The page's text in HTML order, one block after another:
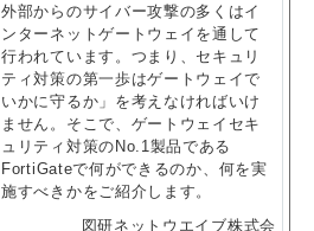
外部からのサイバー攻撃の多くはイ
ンターネットゲートウェイを通して
行われています。つまり、セキュリ
ティ対策の第一歩はゲートウェイで
いかに守るか」を考えなければいけ
ません。そこで、ゲートウェイセキ
ュリティ対策のNo.1製品である
FortiGateで何ができるのか、何を実
施すべきかをご紹介します。
図研ネットウエイブ株式会